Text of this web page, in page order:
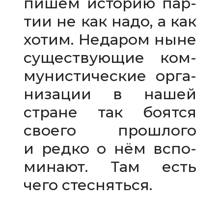
тии не как надо, а как
хотим. Недаром ныне
суще­ству­ю­щие ком­
му­ни­сти­че­ские орга­
ни­за­ции в нашей
стране так боятся
сво­его про­шлого
и редко о нём вспо­
ми­нают. Там есть
чего стесняться.